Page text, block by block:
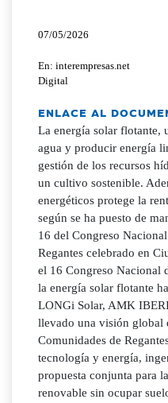
07/05/2026
En: interempresas.net
Digital
ENLACE AL
La energía solar flotante,
agua y producir energía
gestión de los recursos
un cultivo sostenible.
energéticos protege la
según se ha puesto de
16 del Congreso
Regantes celebrado en
el 16 Congreso Nacional
la energía solar flotante
LONGi Solar, AMK
llevado una visión global
Comunidades de
tecnología y energía,
propuesta conjunta para
renovable sin ocupar